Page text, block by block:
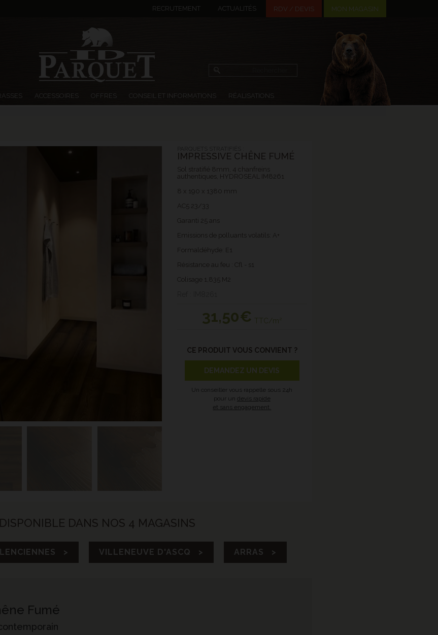
IMPRESSIVE CHÊNE FUMÉ
Sol stratifié 8mm, 4 chanfreins
authentiques, HYDROSEAL IM8261
8 x 190 x 1380 mm
AC5 23/33
Garanti 25 ans
Emissions de polluants volatils: A+
Formaldéhyde: E1
Résistance au feu : Cfl - s1
Colisage 1,835 M2
31,50€ TTC/m²
CE PRODUIT VOUS CONVIENT ?
DEMANDEZ UN DEVIS
Un conseiller vous rappelle sous 24h
pour un devis rapide
et sans engagement.
DISPONIBLE DANS NOS 4 MAGASINS
> VILLENEUVE D'ASCQ > ARRAS >
Fumé
RECRUTEMENT ACTUALITÉS RDV / DEVIS MON MAGASIN
ACCESSOIRES OFFRES CONSEIL ET INFORMATIONS RÉALISATIONS